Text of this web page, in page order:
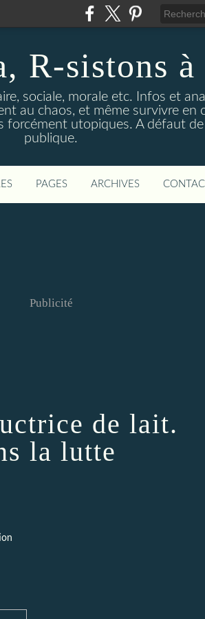
R-sistons à
sociale, morale etc. Infos et
au chaos, et même survivre en
forcément utopiques. A défaut
publique.
PAGES ARCHIVES
Publicité
de lait.
la lutte